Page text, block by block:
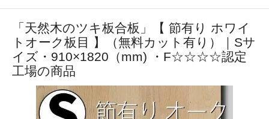
「天然木のツキ板合板」【 節有り ホワイ
トオーク板目 】（無料カット有り）｜Sサ
イズ・910×1820（mm) ・F☆☆☆☆認定
工場の商品